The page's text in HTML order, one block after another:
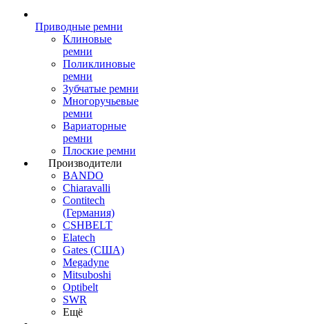
Приводные ремни
Клиновые
ремни
Поликлиновые
ремни
Зубчатые ремни
Многоручьевые
ремни
Вариаторные
ремни
Плоские ремни
Производители
BANDO
Chiaravalli
Contitech
(Германия)
CSHBELT
Elatech
Gates (США)
Megadyne
Mitsuboshi
Optibelt
SWR
Ещё